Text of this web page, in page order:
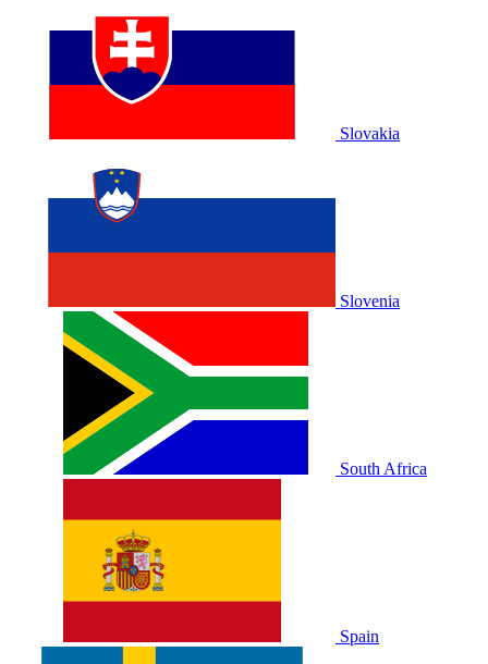
Slovakia
Slovenia
South Africa
Spain